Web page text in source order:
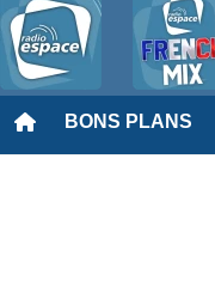
BONS PLANS